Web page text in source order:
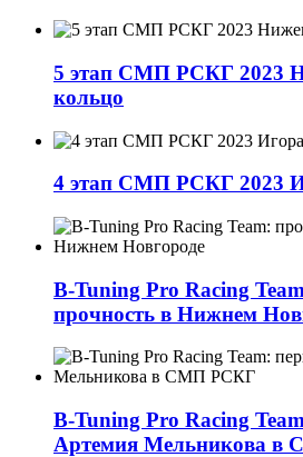
5 этап СМП РСКГ 2023
кольцо
4 этап СМП РСКГ 2023
B-Tuning Pro Racing
прочность в Нижнем
B-Tuning Pro Racing
Артемия Мельникова